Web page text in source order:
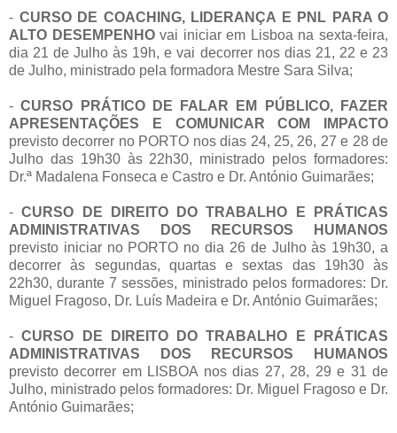
- CURSO DE COACHING, LIDERANÇA E PNL PARA O
ALTO DESEMPENHOvai iniciar em Lisboa na sexta-feira,
dia 21 de Julho às 19h, e vai decorrer nos dias 21, 22 e 23
de Julho, ministrado pela formadora Mestre Sara Silva;
-CURSO PRÁTICO DE FALAR EM PÚBLICO, FAZER
APRESENTAÇÕES E COMUNICAR COM IMPACTO
previsto decorrer no PORTO nos dias 24, 25, 26, 27 e 28 de
Julho das 19h30 às 22h30, ministrado pelos formadores:
Dr.ª Madalena Fonseca e Castro e Dr. António Guimarães;
-CURSO DE DIREITO DO TRABALHO E PRÁTICAS
ADMINISTRATIVAS DOS RECURSOS HUMANOS
previsto iniciar no PORTO no dia 26 de Julho às 19h30, a
decorrer às segundas, quartas e sextas das 19h30 às
22h30, durante 7 sessões, ministrado pelos formadores: Dr.
Miguel Fragoso, Dr. Luís Madeira e Dr. António Guimarães;
-CURSO DE DIREITO DO TRABALHO E PRÁTICAS
ADMINISTRATIVAS DOS RECURSOS HUMANOS
previsto decorrer em LISBOA nos dias 27, 28, 29 e 31 de
Julho, ministrado pelos formadores: Dr. Miguel Fragoso e Dr.
António Guimarães;